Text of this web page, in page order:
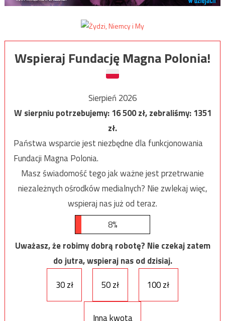
Wspieraj Fundację Magna Polonia!
Sierpień 2026
W sierpniu potrzebujemy:16 500zł, zebraliśmy:1351
zł.
Państwa wsparcie jest niezbędne dla funkcjonowania
Fundacji Magna Polonia.
Masz świadomość tego jak ważne jest przetrwanie
niezależnych ośrodków medialnych? Nie zwlekaj więc,
wspieraj nas już od teraz.
8%
Uważasz, że robimy dobrą robotę? Nie czekaj zatem
do jutra, wspieraj nas od dzisiaj.
30 zł
50 zł 100 zł
Inna kwota